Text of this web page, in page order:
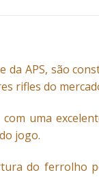
da APS, são
rifles do
uma
jogo.
do ferrolho